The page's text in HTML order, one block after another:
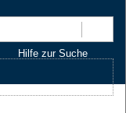
Hilfe zur Suche